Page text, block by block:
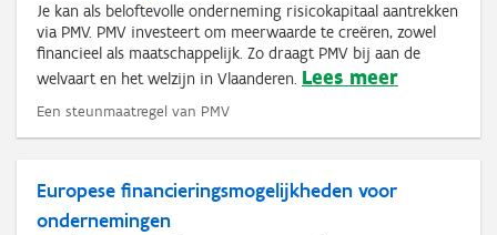
Je kan als beloftevolle onderneming risicokapitaal aantrekken
via PMV. PMV investeert om meerwaarde te creëren, zowel
financieel als maatschappelijk. Zo draagt PMV bij aan de
welvaart en het welzijn in Vlaanderen. Lees meer
Een steunmaatregel van PMV
Europese financieringsmogelijkheden voor
ondernemingen